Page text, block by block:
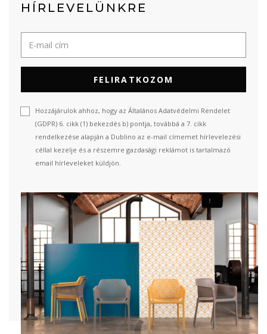
HÍRLEVELÜNKRE
FELIRATKOZOM
Hozzájárulok ahhoz, hogy az Általános Adatvédelmi Rendelet
(GDPR) 6. cikk (1) bekezdés b) pontja, továbbá a 7. cikk
rendelkezése alapján a Dublino az e-mail címemet hírlevelezési
céllal kezelje és a részemre gazdasági reklámot is tartalmazó
email hírleveleket küldjön.